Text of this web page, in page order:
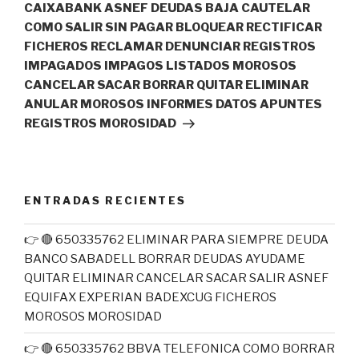
CAIXABANK ASNEF DEUDAS BAJA CAUTELAR
COMO SALIR SIN PAGAR BLOQUEAR RECTIFICAR
FICHEROS RECLAMAR DENUNCIAR REGISTROS
IMPAGADOS IMPAGOS LISTADOS MOROSOS
CANCELAR SACAR BORRAR QUITAR ELIMINAR
ANULAR MOROSOS INFORMES DATOS APUNTES
REGISTROS MOROSIDAD
ENTRADAS RECIENTES
👉 🔴 650335762 ELIMINAR PARA SIEMPRE DEUDA
BANCO SABADELL BORRAR DEUDAS AYUDAME
QUITAR ELIMINAR CANCELAR SACAR SALIR ASNEF
EQUIFAX EXPERIAN BADEXCUG FICHEROS
MOROSOS MOROSIDAD
👉 🔴 650335762 BBVA TELEFONICA COMO BORRAR